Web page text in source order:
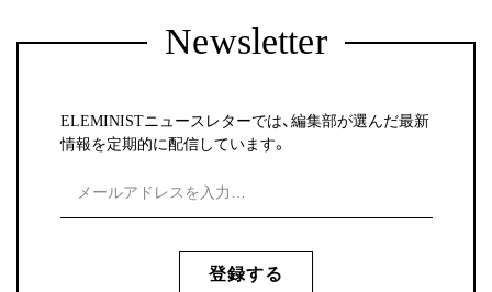
Newsletter
ELEMINISTニュースレターでは、編集部が選んだ最新
情報を定期的に配信しています。
登録する